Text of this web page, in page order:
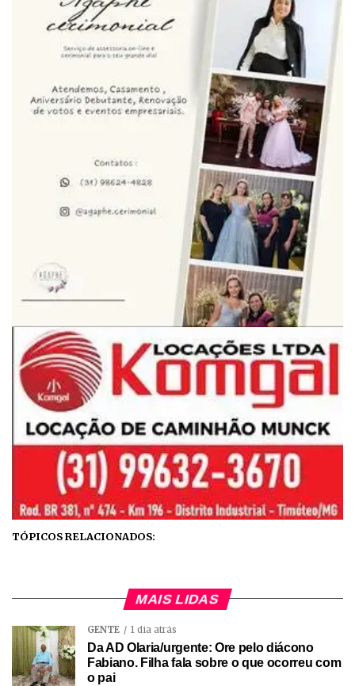
TÓPICOS RELACIONADOS:
MAIS LIDAS
GENTE 1 dia atrás
Da AD Olaria/urgente: Ore pelo diácono
Fabiano. Filha fala sobre o que ocorreu com
o pai